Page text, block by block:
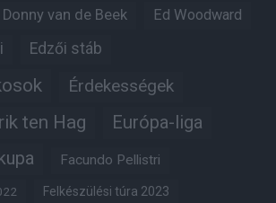
Donny van de Beek Ed Woodward
Edzői stáb
Érdekességek
ten Hag Európa-liga
Facundo Pellistri
Felkészülési túra 2023